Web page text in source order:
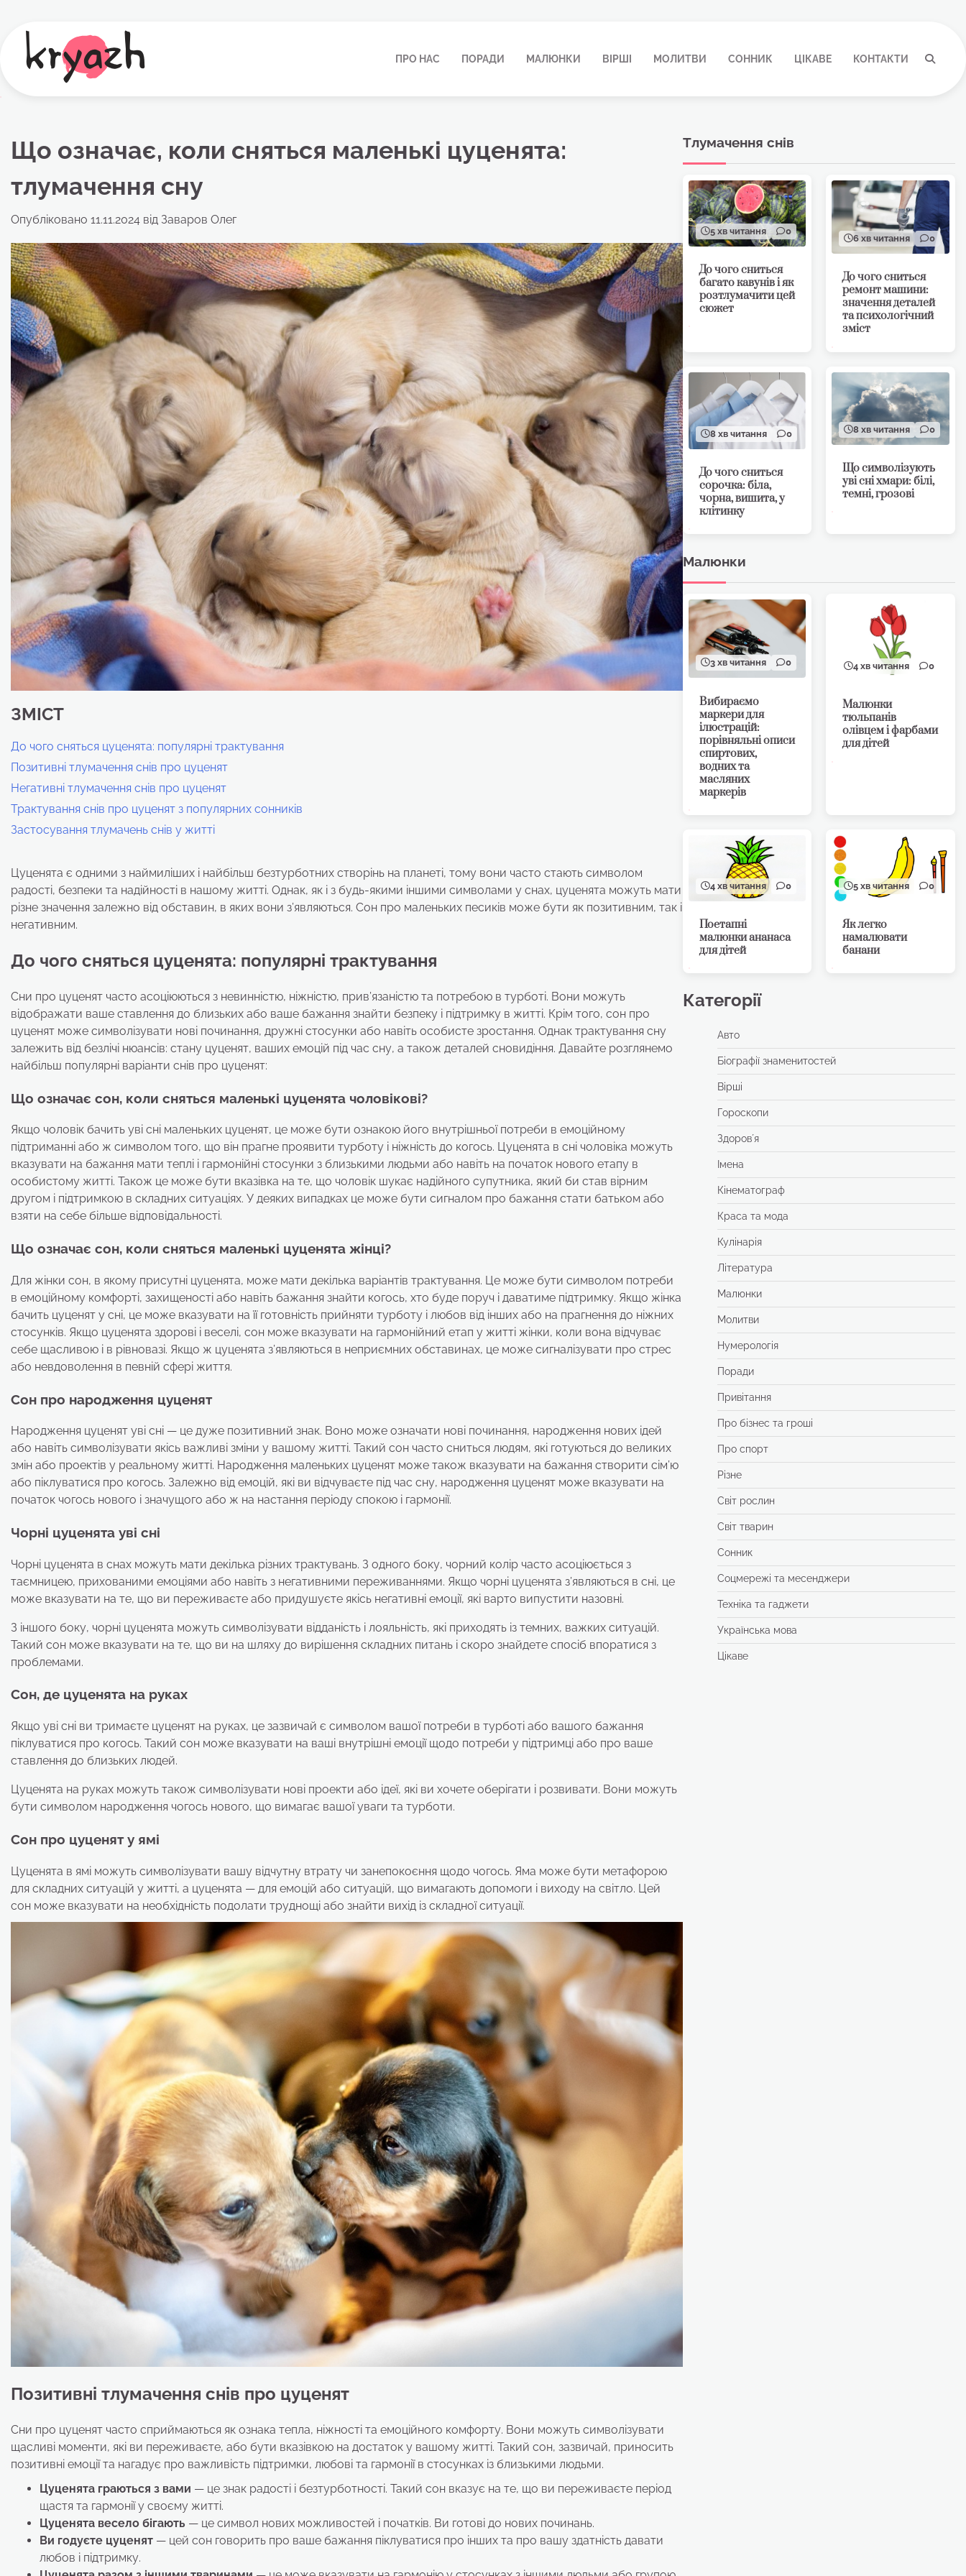
вмісту
ПРО НАС ПОРАДИ МАЛЮНКИ ВІРШІ МОЛИТВИ СОННИК ЦІКАВЕ КОНТАКТИ
Що означає, коли сняться маленькі цуценята:
тлумачення сну
Опубліковано 11.11.2024 від Заваров Олег
ЗМІСТ
До чого сняться цуценята: популярні трактування
Позитивні тлумачення снів про цуценят
Негативні тлумачення снів про цуценят
Трактування снів про цуценят з популярних сонників
Застосування тлумачень снів у житті
Цуценята є одними з наймиліших і найбільш безтурботних створінь на планеті, тому вони часто стають символом
радості, безпеки та надійності в нашому житті. Однак, як і з будь-якими іншими символами у снах, цуценята можуть мати
різне значення залежно від обставин, в яких вони з’являються. Сон про маленьких песиків може бути як позитивним, так і
негативним.
До чого сняться цуценята: популярні трактування
Сни про цуценят часто асоціюються з невинністю, ніжністю, прив’язаністю та потребою в турботі. Вони можуть
відображати ваше ставлення до близьких або ваше бажання знайти безпеку і підтримку в житті. Крім того, сон про
цуценят може символізувати нові починання, дружні стосунки або навіть особисте зростання. Однак трактування сну
залежить від безлічі нюансів: стану цуценят, ваших емоцій під час сну, а також деталей сновидіння. Давайте розглянемо
найбільш популярні варіанти снів про цуценят:
Що означає сон, коли сняться маленькі цуценята чоловікові?
Якщо чоловік бачить уві сні маленьких цуценят, це може бути ознакою його внутрішньої потреби в емоційному
підтриманні або ж символом того, що він прагне проявити турботу і ніжність до когось. Цуценята в сні чоловіка можуть
вказувати на бажання мати теплі і гармонійні стосунки з близькими людьми або навіть на початок нового етапу в
особистому житті. Також це може бути вказівка на те, що чоловік шукає надійного супутника, який би став вірним
другом і підтримкою в складних ситуаціях. У деяких випадках це може бути сигналом про бажання стати батьком або
взяти на себе більше відповідальності.
Що означає сон, коли сняться маленькі цуценята жінці?
Для жінки сон, в якому присутні цуценята, може мати декілька варіантів трактування. Це може бути символом потреби
в емоційному комфорті, захищеності або навіть бажання знайти когось, хто буде поруч і даватиме підтримку. Якщо жінка
бачить цуценят у сні, це може вказувати на її готовність прийняти турботу і любов від інших або на прагнення до ніжних
стосунків. Якщо цуценята здорові і веселі, сон може вказувати на гармонійний етап у житті жінки, коли вона відчуває
себе щасливою і в рівновазі. Якщо ж цуценята з’являються в неприємних обставинах, це може сигналізувати про стрес
або невдоволення в певній сфері життя.
Сон про народження цуценят
Народження цуценят уві сні — це дуже позитивний знак. Воно може означати нові починання, народження нових ідей
або навіть символізувати якісь важливі зміни у вашому житті. Такий сон часто сниться людям, які готуються до великих
змін або проектів у реальному житті. Народження маленьких цуценят може також вказувати на бажання створити сім’ю
або піклуватися про когось. Залежно від емоцій, які ви відчуваєте під час сну, народження цуценят може вказувати на
початок чогось нового і значущого або ж на настання періоду спокою і гармонії.
Чорні цуценята уві сні
Чорні цуценята в снах можуть мати декілька різних трактувань. З одного боку, чорний колір часто асоціюється з
таємницею, прихованими емоціями або навіть з негативними переживаннями. Якщо чорні цуценята з’являються в сні, це
може вказувати на те, що ви переживаєте або придушуєте якісь негативні емоції, які варто випустити назовні.
З іншого боку, чорні цуценята можуть символізувати відданість і лояльність, які приходять із темних, важких ситуацій.
Такий сон може вказувати на те, що ви на шляху до вирішення складних питань і скоро знайдете спосіб впоратися з
проблемами.
Сон, де цуценята на руках
Якщо уві сні ви тримаєте цуценят на руках, це зазвичай є символом вашої потреби в турботі або вашого бажання
піклуватися про когось. Такий сон може вказувати на ваші внутрішні емоції щодо потреби у підтримці або про ваше
ставлення до близьких людей.
Цуценята на руках можуть також символізувати нові проекти або ідеї, які ви хочете оберігати і розвивати. Вони можуть
бути символом народження чогось нового, що вимагає вашої уваги та турботи.
Сон про цуценят у ямі
Цуценята в ямі можуть символізувати вашу відчутну втрату чи занепокоєння щодо чогось. Яма може бути метафорою
для складних ситуацій у житті, а цуценята — для емоцій або ситуацій, що вимагають допомоги і виходу на світло. Цей
сон може вказувати на необхідність подолати труднощі або знайти вихід із складної ситуації.
Позитивні тлумачення снів про цуценят
Сни про цуценят часто сприймаються як ознака тепла, ніжності та емоційного комфорту. Вони можуть символізувати
щасливі моменти, які ви переживаєте, або бути вказівкою на достаток у вашому житті. Такий сон, зазвичай, приносить
позитивні емоції та нагадує про важливість підтримки, любові та гармонії в стосунках із близькими людьми.
Цуценята граються з вами — це знак радості і безтурботності. Такий сон вказує на те, що ви переживаєте період
щастя та гармонії у своєму житті.
Цуценята весело бігають — це символ нових можливостей і початків. Ви готові до нових починань.
Ви годуєте цуценят — цей сон говорить про ваше бажання піклуватися про інших та про вашу здатність давати
любов і підтримку.
Тлумачення снів
5 хв читання 0
До чого сниться
багато кавунів і як
розтлумачити цей
сюжет
6 хв читання 0
До чого сниться
ремонт машини:
значення деталей
та психологічний
зміст
8 хв читання 0
До чого сниться
сорочка: біла,
чорна, вишита, у
клітинку
8 хв читання 0
Що символізують
уві сні хмари: білі,
темні, грозові
Малюнки
3 хв читання 0
Вибираємо
маркери для
ілюстрацій:
порівняльні описи
спиртових,
водних та
масляних
маркерів
4 хв читання 0
Малюнки
тюльпанів
олівцем і фарбами
для дітей
4 хв читання 0
Поетапні
малюнки ананаса
для дітей
5 хв читання 0
Як легко
намалювати
банани
Категорії
Авто
Біографії знаменитостей
Вірші
Гороскопи
Здоровʼя
Імена
Кінематограф
Краса та мода
Кулінарія
Література
Малюнки
Молитви
Нумерологія
Поради
Привітання
Про бізнес та гроші
Про спорт
Різне
Світ рослин
Світ тварин
Сонник
Соцмережі та месенджери
Техніка та гаджети
Українська мова
Цікаве